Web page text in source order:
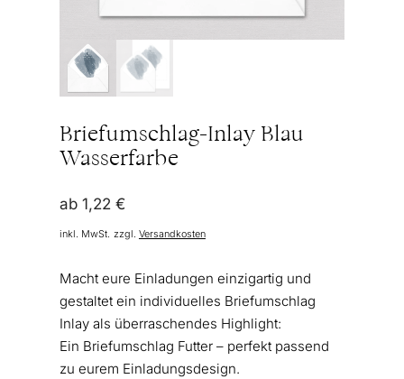
Briefumschlag-Inlay Blau
Wasserfarbe
ab 1,22 €
inkl. MwSt. zzgl. Versandkosten
Macht eure Einladungen einzigartig und
gestaltet ein individuelles Briefumschlag
Inlay als überraschendes Highlight:
Ein Briefumschlag Futter – perfekt passend
zu eurem Einladungsdesign.